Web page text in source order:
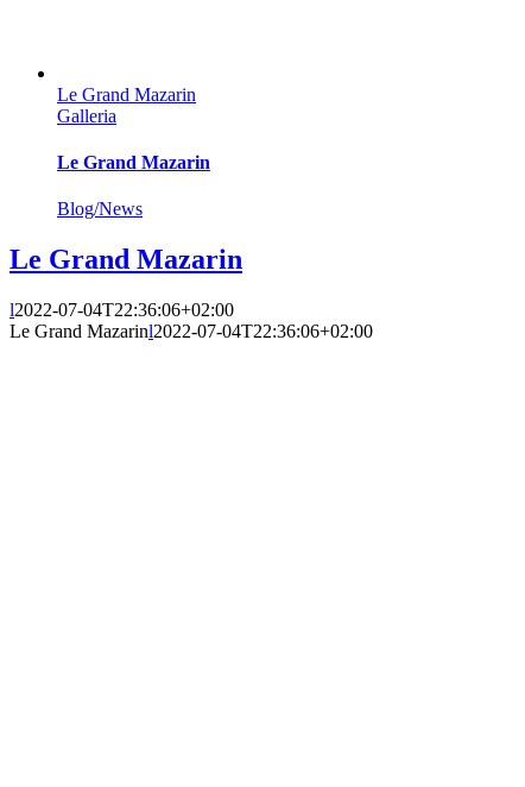
Le Grand Mazarin
Galleria
Le Grand Mazarin
Blog/News
Le Grand Mazarin
l2022-07-04T22:36:06+02:00
Le Grand Mazarinl2022-07-04T22:36:06+02:00